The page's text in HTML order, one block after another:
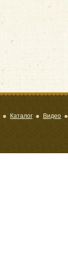
Каталог Видео